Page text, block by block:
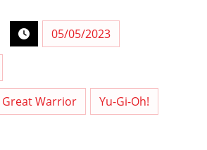
05/05/2023
Great Warrior Yu-Gi-Oh!